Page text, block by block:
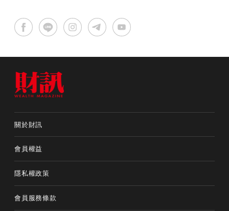
關於財訊
會員權益
隱私權政策
會員服務條款